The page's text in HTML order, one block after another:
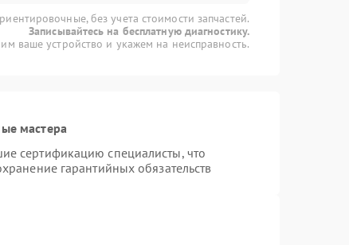
без учета стоимости запчастей.
Записывайтесь на бесплатную диагностику.
ваше устройство и укажем на неисправность.
мастера
сертификацию специалисты, что
гарантийных обязательств